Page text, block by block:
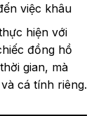
việc khâu
hiện với
đồng hồ
gian, mà
cá tính riêng.